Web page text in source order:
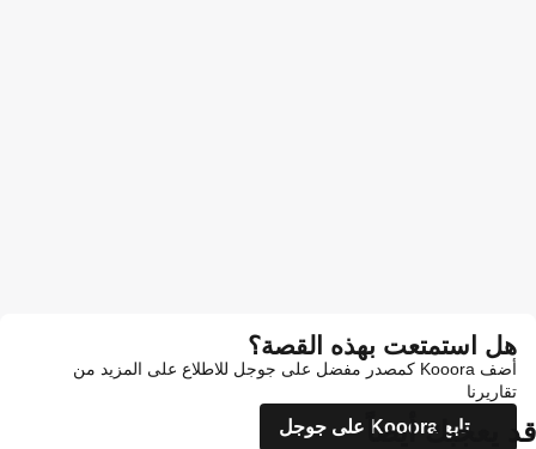
هل استمتعت بهذه القصة؟
أضف Kooora كمصدر مفضل على جوجل للاطلاع على المزيد من
تقاريرنا
تابع Kooora على جوجل
قد يعجبك أيضاً